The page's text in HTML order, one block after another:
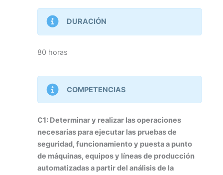
DURACIÓN
80 horas
COMPETENCIAS
C1: Determinar y realizar las operaciones
necesarias para ejecutar las pruebas de
seguridad, funcionamiento y puesta a punto
de máquinas, equipos y líneas de producción
automatizadas a partir del análisis de la